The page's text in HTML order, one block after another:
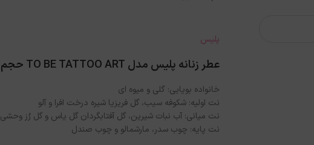
پلیس
عطر زنانه پلیس مدل TO BE TATTOO ART حجم 125 میل
خانواده بویایی: گلی و میوه ای
نت اولیه: شکوفه سیب، گل فریزیا شیره درخت افرا و آلو
نت میانی: آب نبات شیرین، گل آفتابگردان گل یاس و گل رُز وحشی
نت پایه: چوب سدر، مارشمالو و چوب صندل